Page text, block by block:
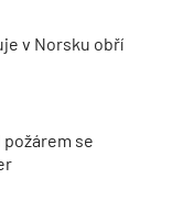
v Norsku obří
se